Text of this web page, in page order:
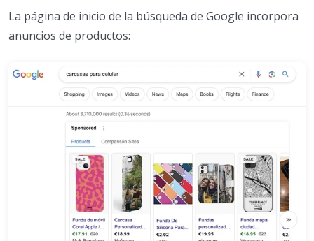
La página de inicio de la búsqueda de Google incorpora
anuncios de productos: